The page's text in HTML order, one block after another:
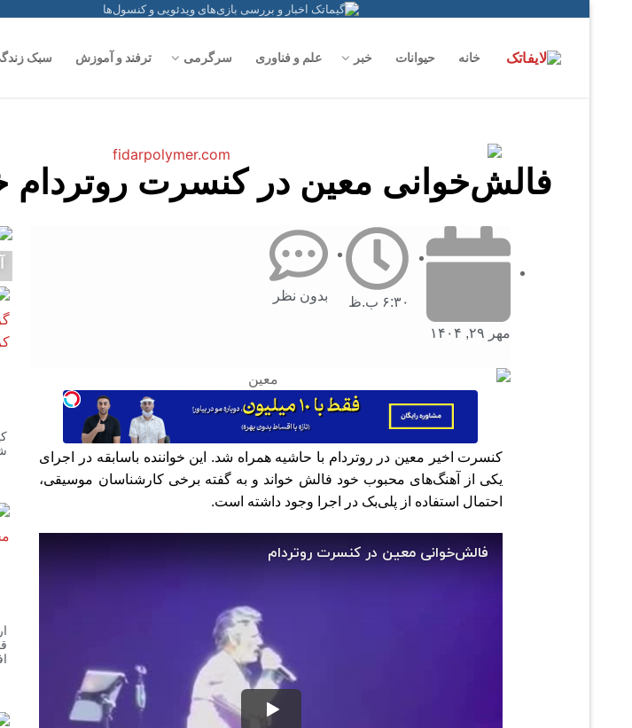
خانه حیوانات خبر علم و فناوری سرگرمی ترفند و آموزش سبک
فالش‌خوانی معین در کنسرت روتردام
مهر ۲۹, ۱۴۰۴
۶:۳۰ ب.ظ بدون نظر
کنسرت اخیر معین در روتردام با حاشیه همراه شد. این خواننده باسابقه در اجرای
یکی از آهنگ‌های محبوب خود فالش خواند و به گفته برخی کارشناسان موسیقی،
احتمال استفاده از پلی‌بک در اجرا وجود داشته است.